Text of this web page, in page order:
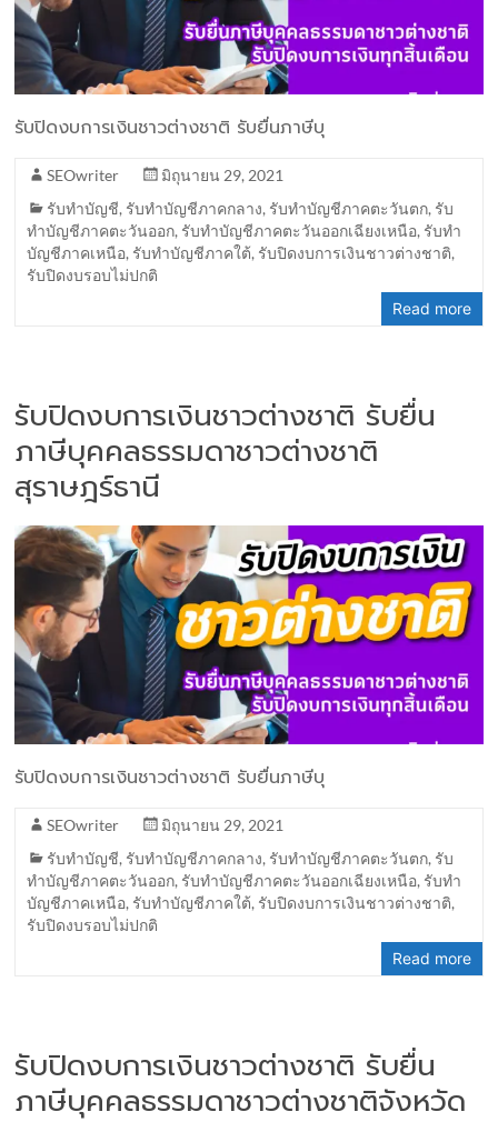
รับปิดงบการเงินชาวต่างชาติ รับยื่นภาษีบุ
SEOwriter
มิถุนายน 29, 2021
รับทำบัญชี, รับทำบัญชีภาคกลาง, รับทำบัญชีภาคตะวันตก, รับ
ทำบัญชีภาคตะวันออก, รับทำบัญชีภาคตะวันออกเฉียงเหนือ, รับทำ
บัญชีภาคเหนือ, รับทำบัญชีภาคใต้, รับปิดงบการเงินชาวต่างชาติ,
รับปิดงบรอบไม่ปกติ
Read more
รับปิดงบการเงินชาวต่างชาติ รับยื่น
ภาษีบุคคลธรรมดาชาวต่างชาติ
สุราษฎร์ธานี
รับปิดงบการเงินชาวต่างชาติ รับยื่นภาษีบุ
SEOwriter
มิถุนายน 29, 2021
รับทำบัญชี, รับทำบัญชีภาคกลาง, รับทำบัญชีภาคตะวันตก, รับ
ทำบัญชีภาคตะวันออก, รับทำบัญชีภาคตะวันออกเฉียงเหนือ, รับทำ
บัญชีภาคเหนือ, รับทำบัญชีภาคใต้, รับปิดงบการเงินชาวต่างชาติ,
รับปิดงบรอบไม่ปกติ
Read more
รับปิดงบการเงินชาวต่างชาติ รับยื่น
ภาษีบุคคลธรรมดาชาวต่างชาติจังหวัด